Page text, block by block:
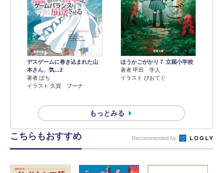
デスゲームに巻き込まれた山
本さん、気…2
著者 ぽち
イラスト 久賀 フーナ
ほうかごがかり７ 立穎小学校
著者 甲田 学人
イラスト ぴおてぐ
もっとみる
こちらもおすすめ Recommended by